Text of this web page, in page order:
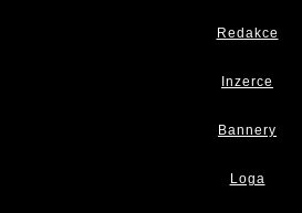
Redakce
Inzerce
Bannery
Loga